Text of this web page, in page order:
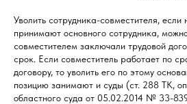
Уволить сотрудника-совместителя, если
принимают основного сотрудника,
совместителем заключали трудовой
срок. Если совместитель работает по
договору, то уволить его по этому
позицию занимают и суды (ст. 288 ТК,
областного суда от 05.02.2014 № 33-